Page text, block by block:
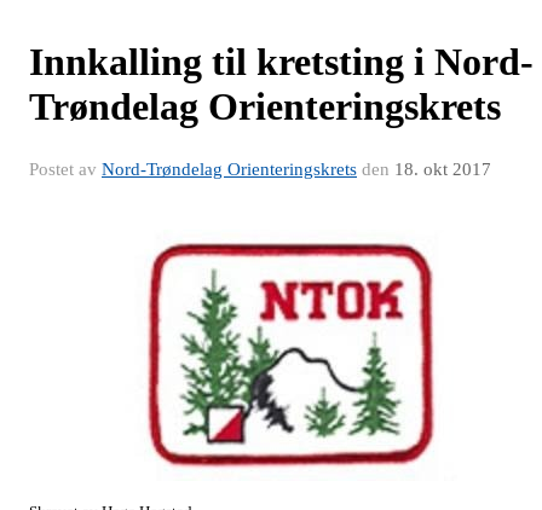
Innkalling til kretsting i Nord-
Trøndelag Orienteringskrets
Postet av Nord-Trøndelag Orienteringskrets den 18. okt 2017